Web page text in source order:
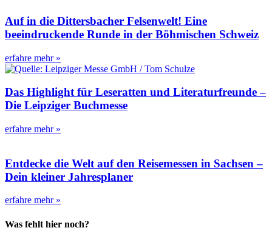
Auf in die Dittersbacher Felsenwelt! Eine
beeindruckende Runde in der Böhmischen Schweiz
erfahre mehr »
Das Highlight für Leseratten und Literaturfreunde –
Die Leipziger Buchmesse
erfahre mehr »
Entdecke die Welt auf den Reisemessen in Sachsen –
Dein kleiner Jahresplaner
erfahre mehr »
Was fehlt hier noch?